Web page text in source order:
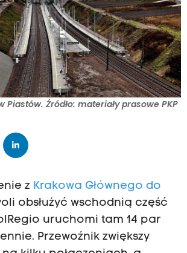
Piastów. Źródło: materiały prasowe PKP
z Krakowa Głównego do
obsłużyć wschodnią część
uruchomi tam 14 par
Przewoźnik zwiększy